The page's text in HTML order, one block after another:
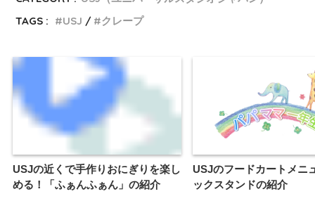
TAGS :
USJ クレープ
USJの近くで手作りおにぎりを楽し
める！「ふぁんふぁん」の紹介
USJのフードカートメニ
ックスタンドの紹介